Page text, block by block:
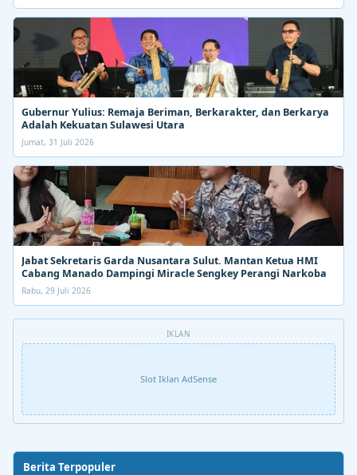
Gubernur Yulius: Remaja Beriman, Berkarakter, dan Berkarya
Adalah Kekuatan Sulawesi Utara
Jumat, 31 Juli 2026
Jabat Sekretaris Garda Nusantara Sulut. Mantan Ketua HMI
Cabang Manado Dampingi Miracle Sengkey Perangi Narkoba
Rabu, 29 Juli 2026
IKLAN
Slot Iklan AdSense
Berita Terpopuler